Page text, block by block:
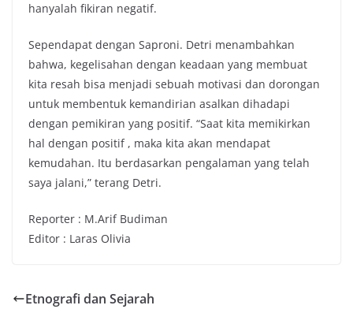
hanyalah fikiran negatif.
Sependapat dengan Saproni. Detri menambahkan
bahwa, kegelisahan dengan keadaan yang membuat
kita resah bisa menjadi sebuah motivasi dan dorongan
untuk membentuk kemandirian asalkan dihadapi
dengan pemikiran yang positif. “Saat kita memikirkan
hal dengan positif , maka kita akan mendapat
kemudahan. Itu berdasarkan pengalaman yang telah
saya jalani,” terang Detri.
Reporter : M.Arif Budiman
Editor : Laras Olivia
Etnografi dan Sejarah